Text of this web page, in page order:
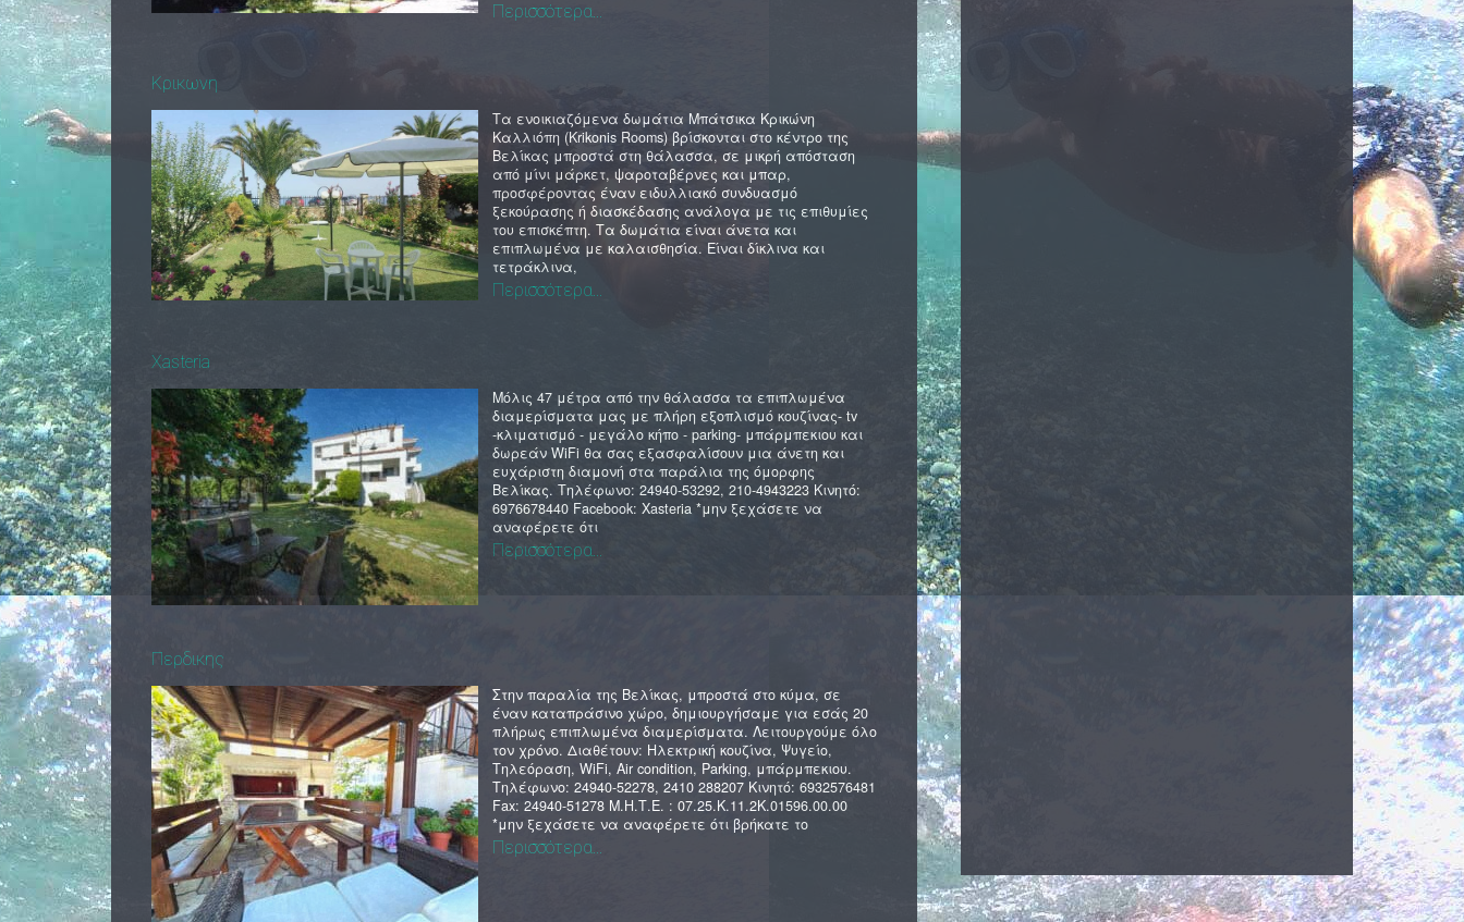
Περισσότερα...
Κρικωνη
Τα ενοικιαζόμενα δωμάτια Μπάτσικα Κρικώνη
Καλλιόπη (Krikonis Rooms) βρίσκονται στο κέντρο της
Βελίκας μπροστά στη θάλασσα, σε μικρή απόσταση
από μίνι μάρκετ, ψαροταβέρνες και μπαρ,
προσφέροντας έναν ειδυλλιακό συνδυασμό
ξεκούρασης ή διασκέδασης ανάλογα με τις επιθυμίες
του επισκέπτη. Τα δωμάτια είναι άνετα και
επιπλωμένα με καλαισθησία. Είναι δίκλινα και
τετράκλινα,
Περισσότερα...
Xasteria
Μόλις 47 μέτρα από την θάλασσα τα επιπλωμένα
διαμερίσματα μας με πλήρη εξοπλισμό κουζίνας- tv
-κλιματισμό - μεγάλο κήπο - parking- μπάρμπεκιου και
δωρεάν WiFi θα σας εξασφαλίσουν μια άνετη και
ευχάριστη διαμονή στα παράλια της όμορφης
Βελίκας. Τηλέφωνο: 24940-53292, 210-4943223 Κινητό:
6976678440 Facebook: Xasteria *μην ξεχάσετε να
αναφέρετε ότι
Περισσότερα...
Περδικης
Στην παραλία της Βελίκας, μπροστά στο κύμα, σε
έναν καταπράσινο χώρο, δημιουργήσαμε για εσάς 20
πλήρως επιπλωμένα διαμερίσματα. Λειτουργούμε όλο
τον χρόνο. Διαθέτουν: Ηλεκτρική κουζίνα, Ψυγείο,
Τηλεόραση, WiFi, Αir condition, Parking, μπάρμπεκιου.
Τηλέφωνο: 24940-52278, 2410 288207 Κινητό: 6932576481
Fax: 24940-51278 Μ.Η.Τ.Ε. : 07.25.Κ.11.2Κ.01596.00.00
*μην ξεχάσετε να αναφέρετε ότι βρήκατε το
Περισσότερα...